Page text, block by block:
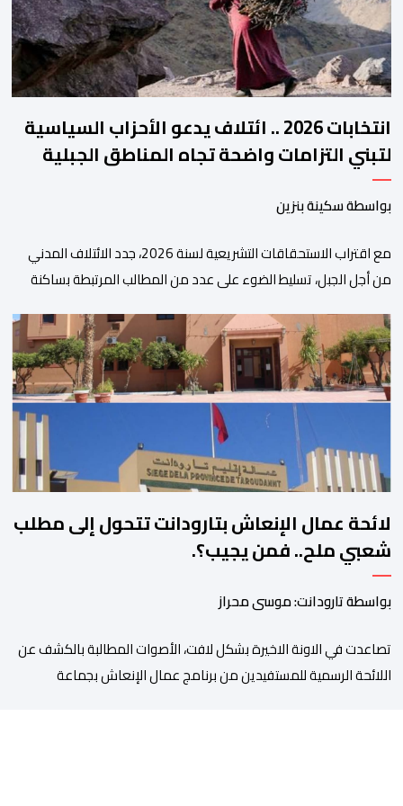
انتخابات 2026 .. ائتلاف يدعو الأحزاب السياسية
لتبني التزامات واضحة تجاه المناطق الجبلية
بواسطة سكينة بنزين
مع اقتراب الاستحقاقات التشريعية لسنة 2026، جدد الائتلاف المدني
من أجل الجبل، تسليط الضوء على عدد من المطالب المرتبطة بساكنة
فيها الأحزاب السياسية، إلى ادراج 10 التزامات ضمن برامجها الانتخابية
المنتظرة، في إطار تعاقد سياسي مع المناطق الجبلية والانتقال من
الوعود الانتخابية إلى التزامات عملية […]
لائحة عمال الإنعاش بتارودانت تتحول إلى مطلب
شعبي ملح.. فمن يجيب؟.
بواسطة تارودانت: موسى محراز
تصاعدت في الاونة الاخيرة بشكل لافت، الأصوات المطالبة بالكشف عن
اللائحة الرسمية للمستفيدين من برنامج عمال الإنعاش بجماعة